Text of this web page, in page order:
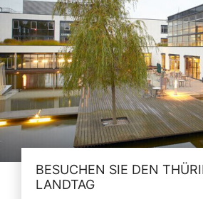
BESUCHEN SIE DEN
LANDTAG